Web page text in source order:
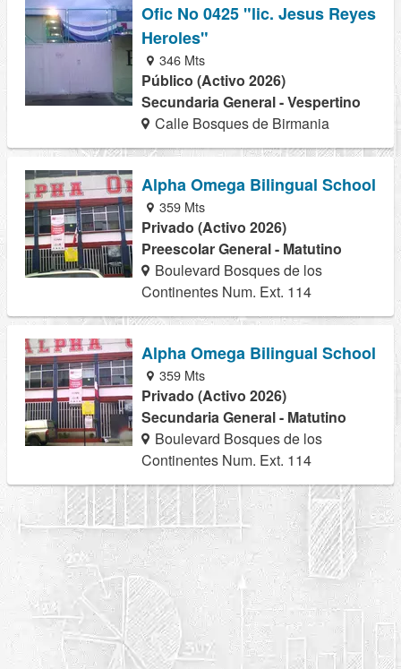
Ofic No 0425 "lic. Jesus Reyes
Heroles"
346 Mts
Público (Activo 2026)
Secundaria General - Vespertino
Calle Bosques de Birmania
Alpha Omega Bilingual School
359 Mts
Privado (Activo 2026)
Preescolar General - Matutino
Boulevard Bosques de los
Continentes Num. Ext. 114
Alpha Omega Bilingual School
359 Mts
Privado (Activo 2026)
Secundaria General - Matutino
Boulevard Bosques de los
Continentes Num. Ext. 114